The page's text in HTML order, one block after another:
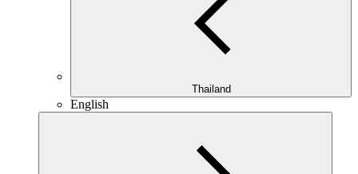
Thailand
English